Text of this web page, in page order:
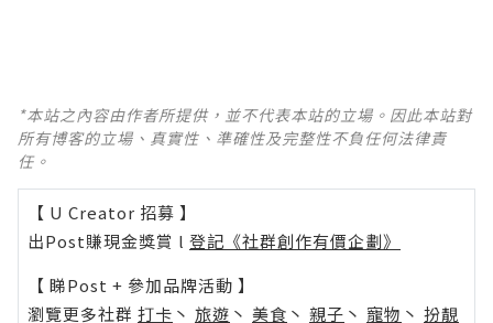
*本站之內容由作者所提供，並不代表本站的立場。因此本站對
所有博客的立場、真實性、準確性及完整性不負任何法律責
任。
【 U Creator 招募 】
出Post賺現金獎賞 l 登記《社群創作有價企劃》
【 睇Post + 參加品牌活動 】
瀏覽更多社群 打卡 丶 旅遊 丶 美食 丶 親子 丶 寵物 丶 扮靚